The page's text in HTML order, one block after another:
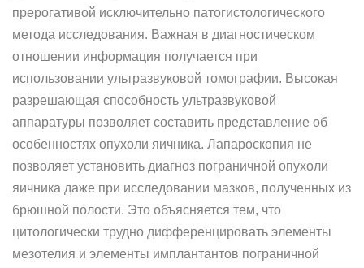
прерогативой исключительно патогистологического
метода исследования. Важная в диагностическом
отношении информация получается при
использовании ультразвуковой томографии. Высокая
разрешающая способность ультразвуковой
аппаратуры позволяет составить представление об
особенностях опухоли яичника. Лапароскопия не
позволяет установить диагноз пограничной опухоли
яичника даже при исследовании мазков, полученных из
брюшной полости. Это объясняется тем, что
цитологически трудно дифференцировать элементы
мезотелия и элементы имплантантов пограничной